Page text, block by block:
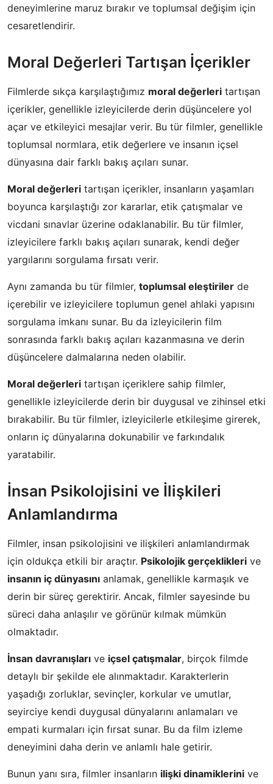
deneyimlerine maruz bırakır ve toplumsal değişim için
cesaretlendirir.
Moral Değerleri Tartışan İçerikler
Filmlerde sıkça karşılaştığımız moral değerleri tartışan
içerikler, genellikle izleyicilerde derin düşüncelere yol
açar ve etkileyici mesajlar verir. Bu tür filmler, genellikle
toplumsal normlara, etik değerlere ve insanın içsel
dünyasına dair farklı bakış açıları sunar.
Moral değerleri tartışan içerikler, insanların yaşamları
boyunca karşılaştığı zor kararlar, etik çatışmalar ve
vicdani sınavlar üzerine odaklanabilir. Bu tür filmler,
izleyicilere farklı bakış açıları sunarak, kendi değer
yargılarını sorgulama fırsatı verir.
Aynı zamanda bu tür filmler, toplumsal eleştiriler de
içerebilir ve izleyicilere toplumun genel ahlaki yapısını
sorgulama imkanı sunar. Bu da izleyicilerin film
sonrasında farklı bakış açıları kazanmasına ve derin
düşüncelere dalmalarına neden olabilir.
Moral değerleri tartışan içeriklere sahip filmler,
genellikle izleyicilerde derin bir duygusal ve zihinsel etki
bırakabilir. Bu tür filmler, izleyicilerle etkileşime girerek,
onların iç dünyalarına dokunabilir ve farkındalık
yaratabilir.
İnsan Psikolojisini ve İlişkileri
Anlamlandırma
Filmler, insan psikolojisini ve ilişkileri anlamlandırmak
için oldukça etkili bir araçtır. Psikolojik gerçeklikleri ve
insanın iç dünyasını anlamak, genellikle karmaşık ve
derin bir süreç gerektirir. Ancak, filmler sayesinde bu
süreci daha anlaşılır ve görünür kılmak mümkün
olmaktadır.
İnsan davranışları ve içsel çatışmalar, birçok filmde
detaylı bir şekilde ele alınmaktadır. Karakterlerin
yaşadığı zorluklar, sevinçler, korkular ve umutlar,
seyirciye kendi duygusal dünyalarını anlamaları ve
empati kurmaları için fırsat sunar. Bu da film izleme
deneyimini daha derin ve anlamlı hale getirir.
Bunun yanı sıra, filmler insanların ilişki dinamiklerini ve